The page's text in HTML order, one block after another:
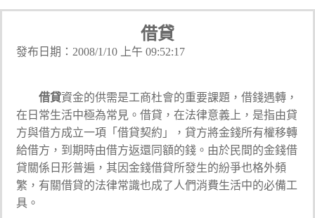
借貸
發布日期：2008/1/10 上午 09:52:17
借貸資金的供需是工商杜會的重要課題，借錢遇轉，
在日常生活中極為常見。借貸，在法律意義上，是指由貸
方與借方成立一項「借貸契約」，貸方將金錢所有權移轉
給借方，到期時由借方返還同額的錢。由於民間的金錢借
貸關係日形普遍，其因金錢借貸所發生的紛爭也格外頻
繁，有關借貸的法律常識也成了人們消費生活中的必備工
具。